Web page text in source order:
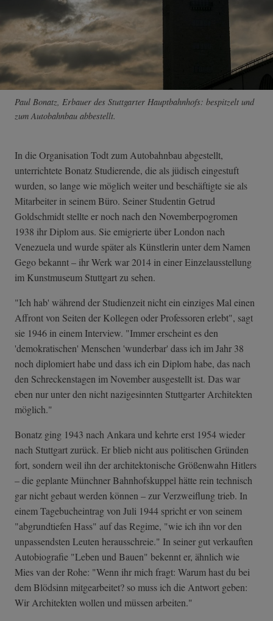
Paul Bonatz, Erbauer des Stuttgarter Hauptbahnhofs: bespitzelt und
zum Autobahnbau abbestellt.
In die Organisation Todt zum Autobahnbau abgestellt,
unterrichtete Bonatz Studierende, die als jüdisch eingestuft
wurden, so lange wie möglich weiter und beschäftigte sie als
Mitarbeiter in seinem Büro. Seiner Studentin Getrud
Goldschmidt stellte er noch nach den Novemberpogromen
1938 ihr Diplom aus. Sie emigrierte über London nach
Venezuela und wurde später als Künstlerin unter dem Namen
Gego bekannt – ihr Werk war 2014 in einer Einzelausstellung
im Kunstmuseum Stuttgart zu sehen.
"Ich hab' während der Studienzeit nicht ein einziges Mal einen
Affront von Seiten der Kollegen oder Professoren erlebt", sagt
sie 1946 in einem Interview. "Immer erscheint es den
'demokratischen' Menschen 'wunderbar' dass ich im Jahr 38
noch diplomiert habe und dass ich ein Diplom habe, das nach
den Schreckenstagen im November ausgestellt ist. Das war
eben nur unter den nicht nazigesinnten Stuttgarter Architekten
möglich."
Bonatz ging 1943 nach Ankara und kehrte erst 1954 wieder
nach Stuttgart zurück. Er blieb nicht aus politischen Gründen
fort, sondern weil ihn der architektonische Größenwahn Hitlers
– die geplante Münchner Bahnhofskuppel hätte rein technisch
gar nicht gebaut werden können – zur Verzweiflung trieb. In
einem Tagebucheintrag von Juli 1944 spricht er von seinem
"abgrundtiefen Hass" auf das Regime, "wie ich ihn vor den
unpassendsten Leuten herausschreie." In seiner gut verkauften
Autobiografie "Leben und Bauen" bekennt er, ähnlich wie
Mies van der Rohe: "Wenn ihr mich fragt: Warum hast du bei
dem Blödsinn mitgearbeitet? so muss ich die Antwort geben:
Wir Architekten wollen und müssen arbeiten."